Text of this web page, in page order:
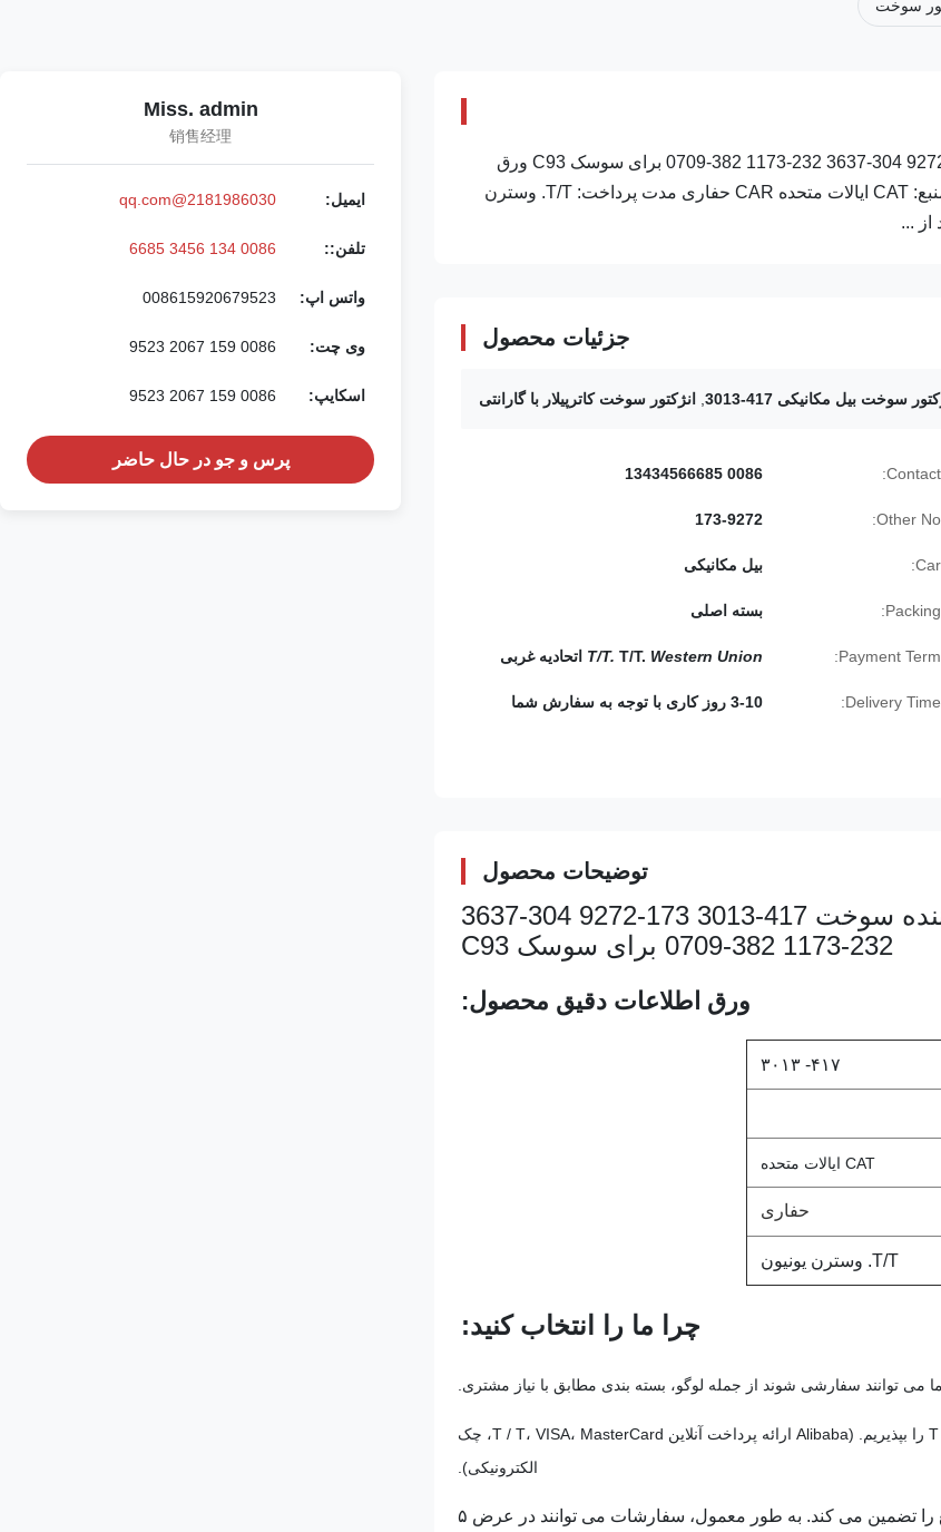
سوخت
موتور دیزل تزریق کننده های حفاری تزریق کننده سوخت 417-3013 173-9272 304-3637 232-1173 382-0709 برای سوسک C93 ورق
اطلاعات دقیق محصول: شماره قسمت: ۴۱۷- ۳۰۱۳ OE NO: 173-9272 منبع: CAT ایالات متحده CAR حفاری مدت پرداخت: T/T. وسترن
جزئیات محصول
سوخت بیل مکانیکی 417-3013 انژکتور سوخت کاترپیلار با گارانتی
Contact:
0086 13434566685
Other No:
173-9272
Car: بیل مکانیکی
Packing: بسته اصلی
Payment Term:
T/T. T/T. Western Union اتحادیه غربی
Delivery Time: 3-10 روز کاری با توجه به سفارش شما
توضیحات محصول
موتور دیزل تزریق کننده های حفاری تزریق کننده سوخت 417-3013 173-9272 304-3637
232-1173 382-0709 برای سوسک C93
ورق اطلاعات دقیق محصول:
۴۱۷- ۳۰۱۳
CAT ایالات متحده
حفاری
T/T. وسترن یونیون
چرا ما را انتخاب کنید:
می توانند سفارشی شوند از جمله لوگو، بسته بندی مطابق با نیاز مشتری.
ما می توانیم پرداخت آنلاین T / T، Western Union، Paypal، Alibaba را بپذیریم. (Alibaba ارائه پرداخت آنلاین T / T، VISA، MasterCard، چک
الکترونیکی).
۷۰ درصد از محصولات فروش محبوب ما در انبار هستند، که تحویل سریع را تضمین می کند. به طور معمول، سفارشات می توانند در عرض ۵
Miss. admin
销售经理
ایمیل: 2181986030@qq.com
تلفن:: 0086 134 3456 6685
واتس اپ: 008615920679523
وی چت: 0086 159 2067 9523
اسکایپ: 0086 159 2067 9523
پرس و جو در حال حاضر